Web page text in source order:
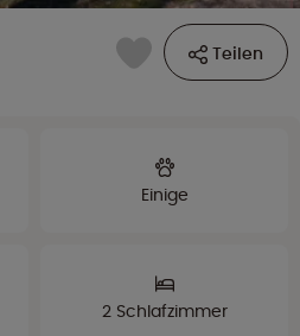
Teilen
Einige
2 Schlafzimmer